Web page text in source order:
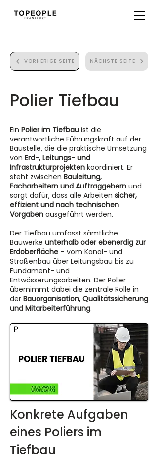
VORHERIGE SEITE NÄCHSTE SEITE
Polier Tiefbau
Ein Polier im Tiefbau ist die
verantwortliche Führungskraft auf der
Baustelle, die die praktische Umsetzung
von Erd-, Leitungs- und
Infrastrukturprojekten koordiniert. Er
steht zwischen Bauleitung,
Facharbeitern und Auftraggebern und
sorgt dafür, dass alle Arbeiten sicher,
effizient und nach technischen
Vorgaben ausgeführt werden.
Der Tiefbau umfasst sämtliche
Bauwerke unterhalb oder ebenerdig zur
Erdoberfläche – vom Kanal- und
Straßenbau über Leitungsbau bis zu
Fundament- und
Entwässerungsarbeiten. Der Polier
übernimmt dabei die zentrale Rolle in
der Bauorganisation, Qualitätssicherung
und Mitarbeiterführung.
Konkrete Aufgaben
eines Poliers im
Tiefbau